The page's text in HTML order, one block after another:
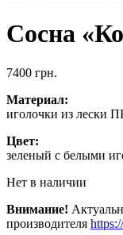
Сосна
7400 грн.
Материал:
иголочки из лески
Цвет:
зеленый с белыми
Нет в наличии
Внимание!
производителя